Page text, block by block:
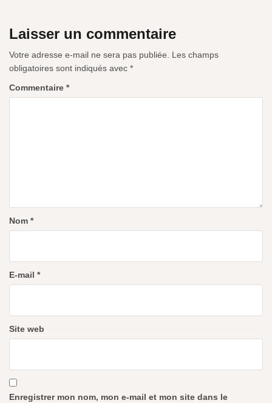
Laisser un commentaire
Votre adresse e-mail ne sera pas publiée.
Les champs
obligatoires sont indiqués avec *
Commentaire *
Nom *
E-mail *
Site web
Enregistrer mon nom, mon e-mail et mon site dans le